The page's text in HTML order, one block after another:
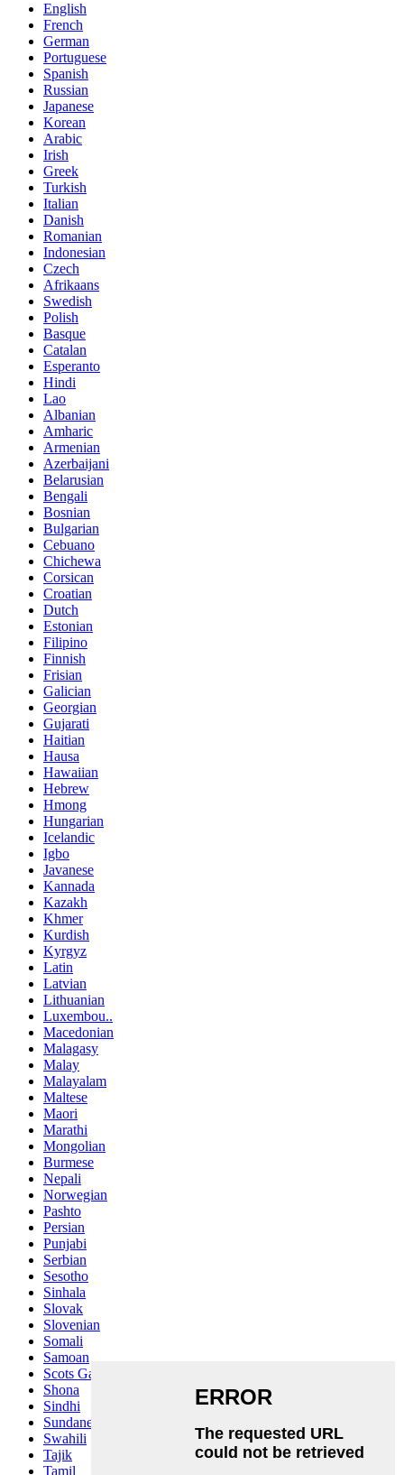
English
French
German
Portuguese
Spanish
Russian
Japanese
Korean
Arabic
Irish
Greek
Turkish
Italian
Danish
Romanian
Indonesian
Czech
Afrikaans
Swedish
Polish
Basque
Catalan
Esperanto
Hindi
Lao
Albanian
Amharic
Armenian
Azerbaijani
Belarusian
Bengali
Bosnian
Bulgarian
Cebuano
Chichewa
Corsican
Croatian
Dutch
Estonian
Filipino
Finnish
Frisian
Galician
Georgian
Gujarati
Haitian
Hausa
Hawaiian
Hebrew
Hmong
Hungarian
Icelandic
Igbo
Javanese
Kannada
Kazakh
Khmer
Kurdish
Kyrgyz
Latin
Latvian
Lithuanian
Luxembou..
Macedonian
Malagasy
Malay
Malayalam
Maltese
Maori
Marathi
Mongolian
Burmese
Nepali
Norwegian
Pashto
Persian
Punjabi
Serbian
Sesotho
Sinhala
Slovak
Slovenian
Somali
Samoan
Scots Gaelic
Shona
Sindhi
Sundanese
Swahili
Tajik
Tamil